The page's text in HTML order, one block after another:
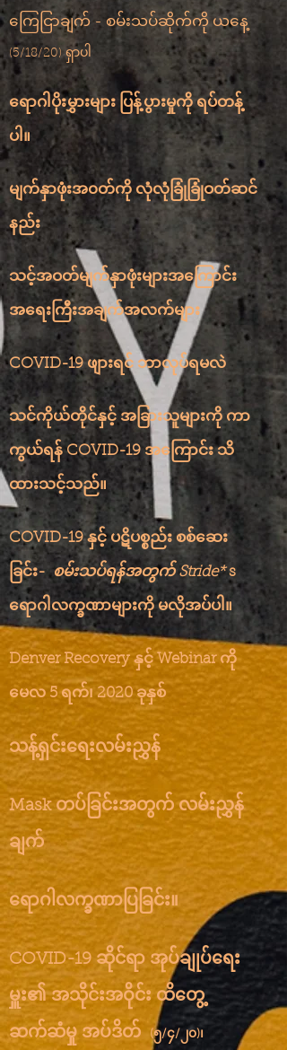
ကြေငြာချက် - စမ်းသပ်ဆိုက်ကို ယနေ့
(5/18/20) ရှာပါ
ရောဂါပိုးမွှားများ ပြန့်ပွားမှုကို ရပ်တန့်
ပါ။
မျက်နှာဖုံးအ၀တ်ကို လုံလုံခြုံခြုံဝတ်ဆင်
နည်း
သင့်အဝတ်မျက်နှာဖုံးများအကြောင်း
အရေးကြီးအချက်အလက်များ
COVID-19 ဖျားရင် ဘာလုပ်ရမလဲ
သင်ကိုယ်တိုင်နှင့် အခြားသူများကို ကာ
ကွယ်ရန် COVID-19 အကြောင်း သိ
ထားသင့်သည်။
COVID-19 နှင့် ပဋိပစ္စည်း စစ်ဆေး
ခြင်း- စမ်းသပ်ရန်အတွက် Stride*s
ရောဂါလက္ခဏာများကို မလိုအပ်ပါ။
Denver Recovery နှင့် Webinar ကို
မေလ 5 ရက်၊ 2020 ခုနှစ်
သန့်ရှင်းရေးလမ်းညွှန်
Mask တပ်ခြင်းအတွက် လမ်းညွှန်
ချက်
ရောဂါလက္ခဏာပြခြင်း။
COVID-19 ဆိုင်ရာ အုပ်ချုပ်ရေး
မှူး၏ အသိုင်းအဝိုင်း ထိတွေ့
ဆက်ဆံမှု အပ်ဒိတ် (၅/၄/၂၀)၊